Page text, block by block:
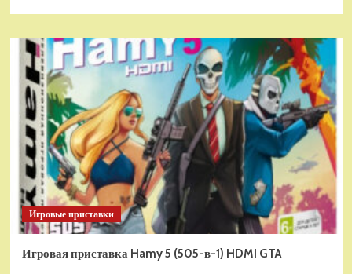
Игровые приставки
Игровая приставка Hamy 5 (505-в-1) HDMI GTA